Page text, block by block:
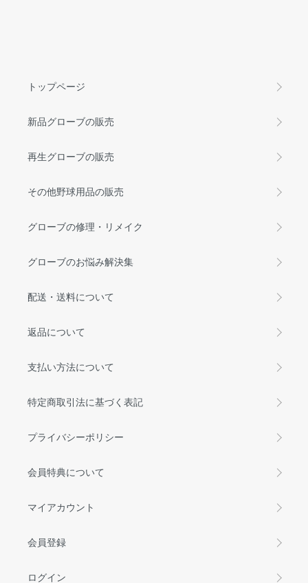
トップページ
新品グローブの販売
再生グローブの販売
その他野球用品の販売
グローブの修理・リメイク
グローブのお悩み解決集
配送・送料について
返品について
支払い方法について
特定商取引法に基づく表記
プライバシーポリシー
会員特典について
マイアカウント
会員登録
ログイン